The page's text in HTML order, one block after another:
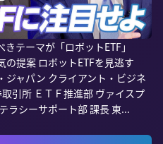
テーマが「ロボットETF」
の提案 ロボットETFを見逃す
ジャパン クライアント・ビジネ
引所 ＥＴＦ推進部 ヴァイスプ
ラシーサポート部 課長 東...